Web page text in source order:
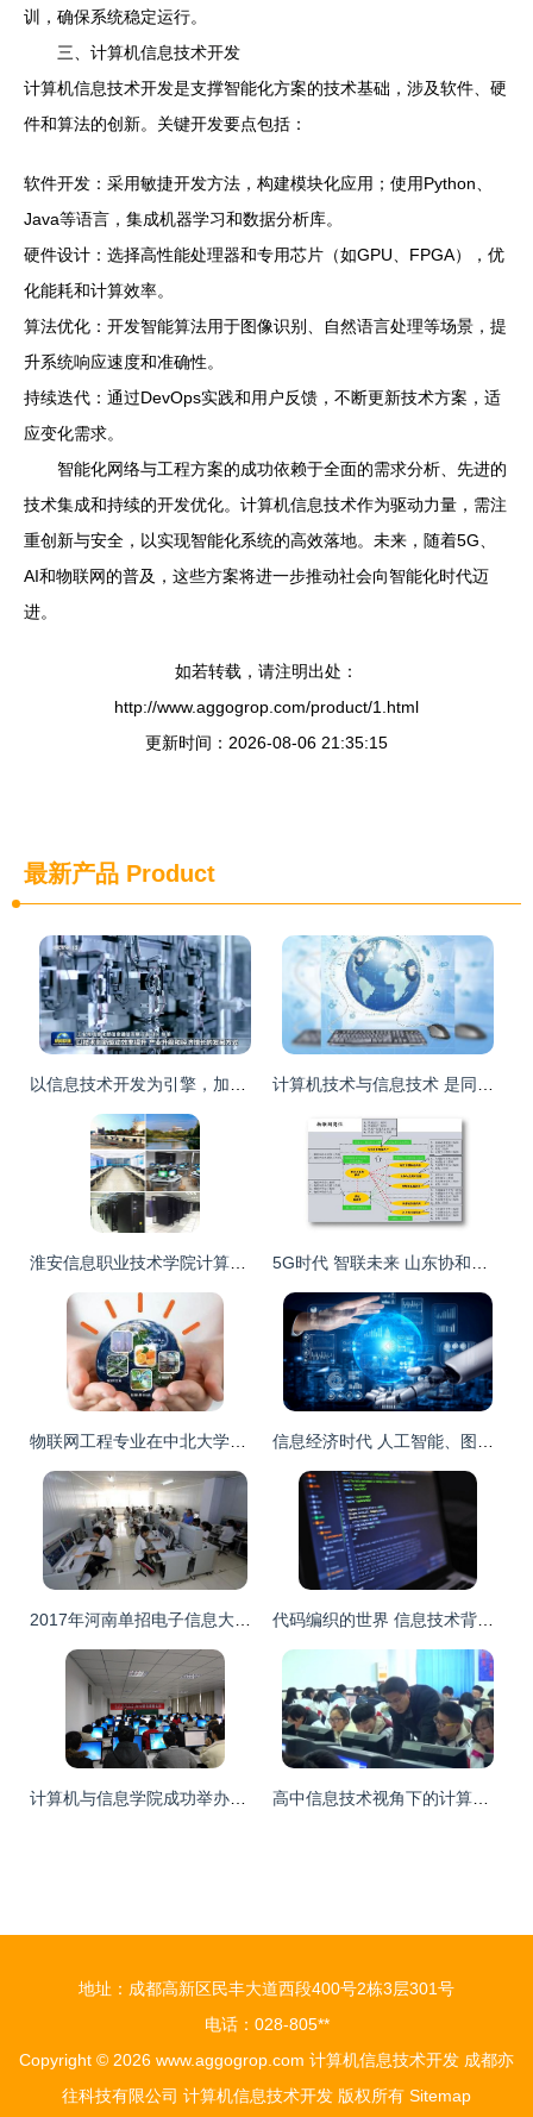
训，确保系统稳定运行。
三、计算机信息技术开发
计算机信息技术开发是支撑智能化方案的技术基础，涉及软件、硬
件和算法的创新。关键开发要点包括：
软件开发：采用敏捷开发方法，构建模块化应用；使用Python、
Java等语言，集成机器学习和数据分析库。
硬件设计：选择高性能处理器和专用芯片（如GPU、FPGA），优
化能耗和计算效率。
算法优化：开发智能算法用于图像识别、自然语言处理等场景，提
升系统响应速度和准确性。
持续迭代：通过DevOps实践和用户反馈，不断更新技术方案，适
应变化需求。
智能化网络与工程方案的成功依赖于全面的需求分析、先进的
技术集成和持续的开发优化。计算机信息技术作为驱动力量，需注
重创新与安全，以实现智能化系统的高效落地。未来，随着5G、
AI和物联网的普及，这些方案将进一步推动社会向智能化时代迈
进。
如若转载，请注明出处：
http://www.aggogrop.com/product/1.html
更新时间：2026-08-06 21:35:15
最新产品 Product
地址：成都高新区民丰大道西段400号2栋3层301号
电话：028-805**
Copyright © 2026 www.aggogrop.com 计算机信息技术开发 成都亦
往科技有限公司 计算机信息技术开发 版权所有 Sitemap